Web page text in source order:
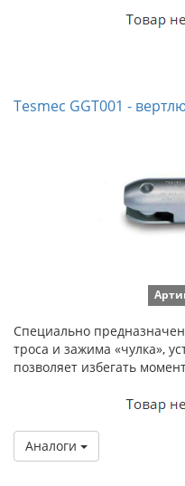
Tesmec GGT001 -
Специально
троса и зажима «чулка»,
позволяет избегать
Аналоги